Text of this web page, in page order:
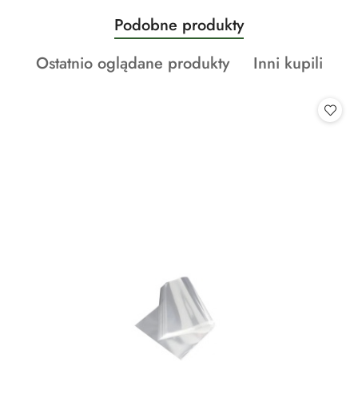
Pomiń karuzelę produktów
Produkty
o
statusie:
Podobne produkty
Produkty
Ostatnio oglądane produkty
Produkty
Inni kupili